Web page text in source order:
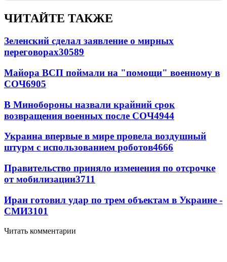
ЧИТАЙТЕ ТАКЖЕ
Зеленский сделал заявление о мирных
переговорах30589
Майора ВСП поймали на "помощи" военному в
СОЧ6905
В Минобороны назвали крайний срок
возвращения военных после СОЧ4944
Украина впервые в мире провела воздушный
штурм с использованием роботов4666
Правительство приняло изменения по отсрочке
от мобилизации3711
Иран готовил удар по трем объектам в Украине -
СМИ3101
Читать комментарии